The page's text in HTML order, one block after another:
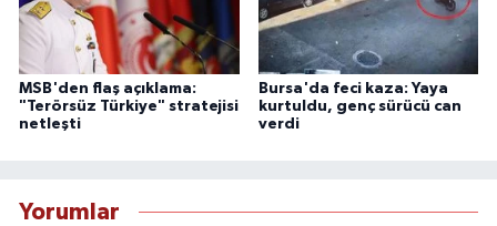
MSB'den flaş açıklama:
"Terörsüz Türkiye" stratejisi
netleşti
Bursa'da feci kaza: Yaya
kurtuldu, genç sürücü can
verdi
Yorumlar